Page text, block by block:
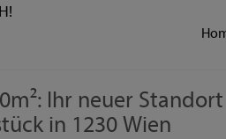
Ihr neuer
in 1230 Wien